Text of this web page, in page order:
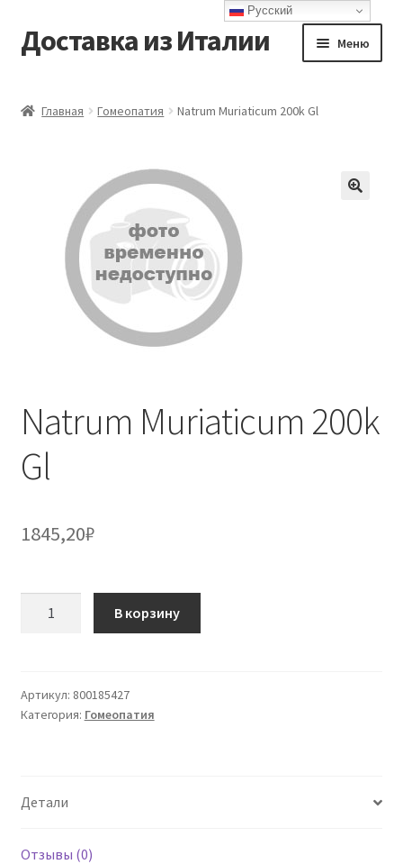
Перейти
к
Перейти
к
Доставка из Италии Меню
Корзина
Мой аккаунт
Оформление заказа
Главная Гомеопатия Natrum Muriaticum 200k Gl
Natrum Muriaticum 200k
Gl
1845,20₽
200k
Gl
В корзину
Артикул: 800185427
Категория: Гомеопатия
Детали
Отзывы (0)
Русский